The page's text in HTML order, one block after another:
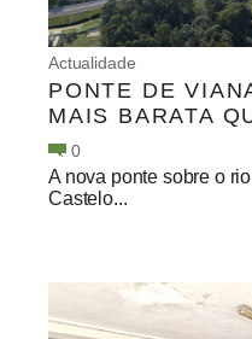
Actualidade
PONTE DE
MAIS BARATA
0
A nova ponte sobre o
Castelo...